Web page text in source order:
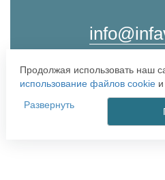
Продолжая использовать наш
использование файлов cookieи
данных (включая IP-адрес,
устройстве, действиях на сайте
функционирования сайта,
Развернуть